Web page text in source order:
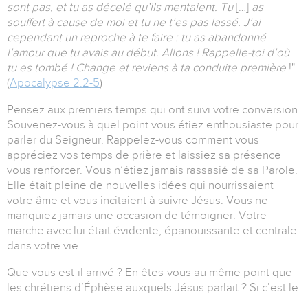
sont pas, et tu as décelé qu’ils mentaient. Tu[…] as
souffert à cause de moi et tu ne t’es pas lassé. J’ai
cependant un reproche à te faire : tu as abandonné
l’amour que tu avais au début. Allons ! Rappelle-toi d’où
tu es tombé ! Change et reviens à ta conduite première !"
(Apocalypse 2.2-5)
Pensez aux premiers temps qui ont suivi votre conversion.
Souvenez-vous à quel point vous étiez enthousiaste pour
parler du Seigneur. Rappelez-vous comment vous
appréciez vos temps de prière et laissiez sa présence
vous renforcer. Vous n’étiez jamais rassasié de sa Parole.
Elle était pleine de nouvelles idées qui nourrissaient
votre âme et vous incitaient à suivre Jésus. Vous ne
manquiez jamais une occasion de témoigner. Votre
marche avec lui était évidente, épanouissante et centrale
dans votre vie.
Que vous est-il arrivé ? En êtes-vous au même point que
les chrétiens d’Éphèse auxquels Jésus parlait ? Si c’est le